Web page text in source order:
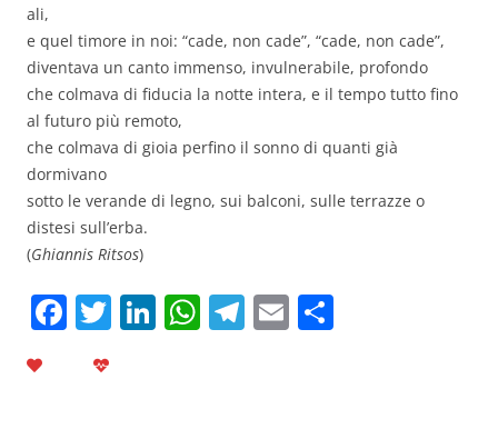
ali,
e quel timore in noi: “cade, non cade”, “cade, non cade”,
diventava un canto immenso, invulnerabile, profondo
che colmava di fiducia la notte intera, e il tempo tutto fino
al futuro più remoto,
che colmava di gioia perfino il sonno di quanti già
dormivano
sotto le verande di legno, sui balconi, sulle terrazze o
distesi sull’erba.
(Ghiannis Ritsos)
F T Li W T E